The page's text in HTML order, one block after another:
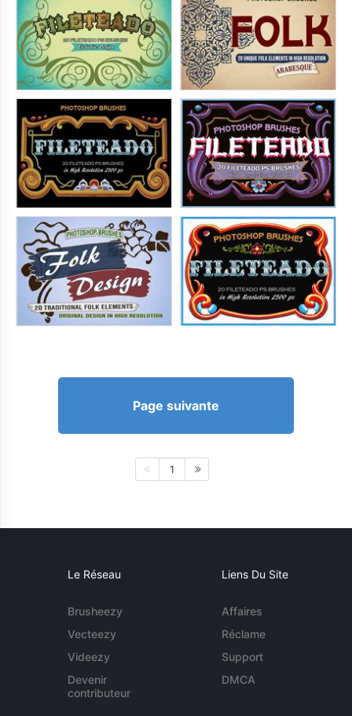
Page suivante
1
Le Réseau
Brusheezy
Vecteezy
Videezy
Devenir
contributeur
Liens Du Site
Affaires
Réclame
Support
DMCA